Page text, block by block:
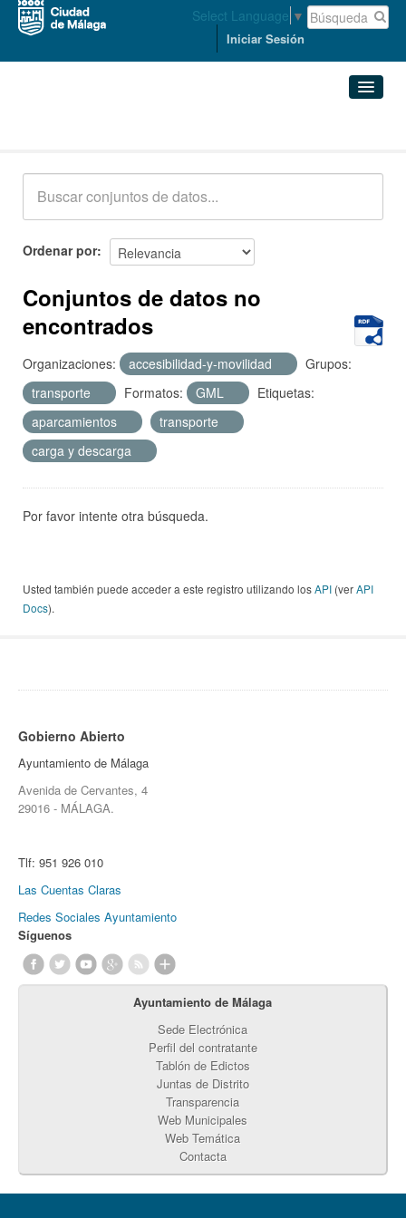
Select Language ▼
Iniciar Sesión
Acerca de
Ordenar por
Conjuntos de datos no
encontrados
Organizaciones: accesibilidad-y-movilidad
Grupos:
transporte
Formatos: GML
Etiquetas:
aparcamientos
transporte
carga y descarga
Por favor intente otra búsqueda.
Usted también puede acceder a este registro utilizando losAPI (verAPI
Docs).
Gobierno Abierto
Ayuntamiento de Málaga
Avenida de Cervantes, 4
29016 - MÁLAGA.
Tlf: 951 926 010
Las Cuentas Claras
Redes Sociales Ayuntamiento
Síguenos
Ayuntamiento de Málaga
Sede Electrónica
Perfil del contratante
Tablón de Edictos
Juntas de Distrito
Transparencia
Web Municipales
Web Temática
Contacta